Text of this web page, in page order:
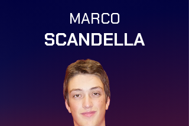
MARCO
SCANDELLA